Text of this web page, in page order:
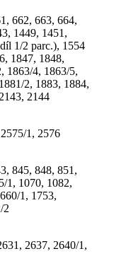
662, 663, 664,
1449, 1451,
1/2 parc.), 1554
1847, 1848,
1863/4, 1863/5,
2, 1883, 1884,
2144
1, 2576
845, 848, 851,
1, 1070, 1082,
1, 1753,
2
2637, 2640/1,